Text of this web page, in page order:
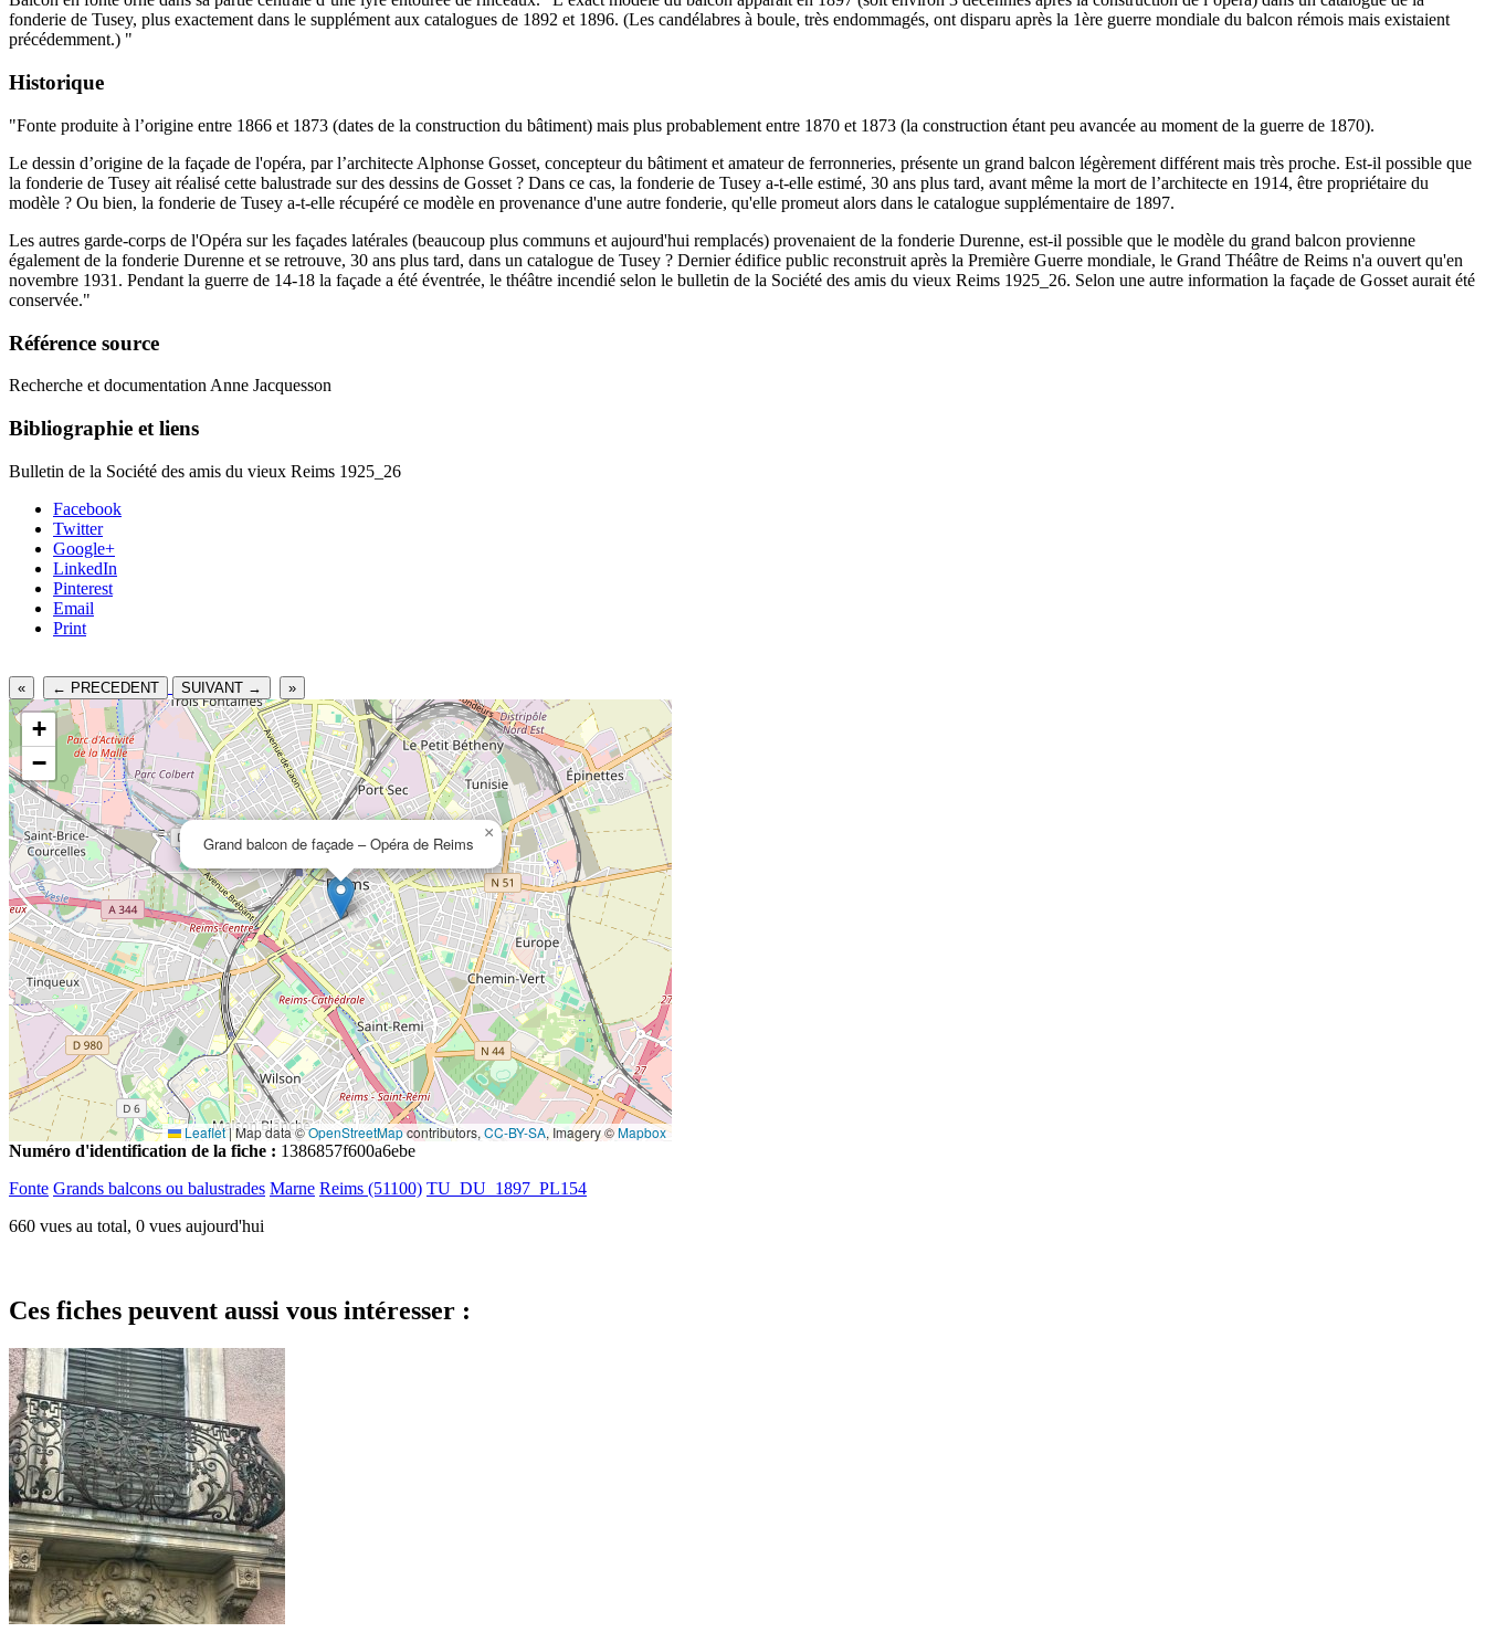
fonderie de Tusey, plus exactement dans le supplément aux catalogues de 1892 et 1896. (Les candélabres à boule, très endommagés, ont disparu après la 1ère guerre mondiale du balcon rémois mais existaient
précédemment.) "
Historique
"Fonte produite à l’origine entre 1866 et 1873 (dates de la construction du bâtiment) mais plus probablement entre 1870 et 1873 (la construction étant peu avancée au moment de la guerre de 1870).
Le dessin d’origine de la façade de l'opéra, par l’architecte Alphonse Gosset, concepteur du bâtiment et amateur de ferronneries, présente un grand balcon légèrement différent mais très proche. Est-il possible que
la fonderie de Tusey ait réalisé cette balustrade sur des dessins de Gosset ? Dans ce cas, la fonderie de Tusey a-t-elle estimé, 30 ans plus tard, avant même la mort de l’architecte en 1914, être propriétaire du
modèle ? Ou bien, la fonderie de Tusey a-t-elle récupéré ce modèle en provenance d'une autre fonderie, qu'elle promeut alors dans le catalogue supplémentaire de 1897.
Les autres garde-corps de l'Opéra sur les façades latérales (beaucoup plus communs et aujourd'hui remplacés) provenaient de la fonderie Durenne, est-il possible que le modèle du grand balcon provienne
également de la fonderie Durenne et se retrouve, 30 ans plus tard, dans un catalogue de Tusey ? Dernier édifice public reconstruit après la Première Guerre mondiale, le Grand Théâtre de Reims n'a ouvert qu'en
novembre 1931. Pendant la guerre de 14-18 la façade a été éventrée, le théâtre incendié selon le bulletin de la Société des amis du vieux Reims 1925_26. Selon une autre information la façade de Gosset aurait été
conservée."
Référence source
Recherche et documentation Anne Jacquesson
Bibliographie et liens
Bulletin de la Société des amis du vieux Reims 1925_26
Facebook
Twitter
Google+
LinkedIn
Pinterest
Email
Print
« ← PRECEDENT SUIVANT → »
Grand balcon de façade – Opéra de Reims
×
+
−
Leaflet|Map data ©OpenStreetMapcontributors, CC-BY-SA, Imagery ©Mapbox
Numéro d'identification de la fiche : 1386857f600a6ebe
Fonte Grands balcons ou balustrades Marne Reims (51100) TU_DU_1897_PL154
660 vues au total, 0 vues aujourd'hui
Ces fiches peuvent aussi vous intéresser :